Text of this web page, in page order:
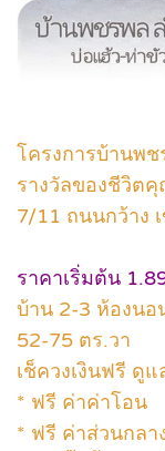
โครงการบ้านพ
รางวัลของชีวิต
7/11 ถนนกว้าง
ราคาเริ่มต้น
บ้าน 2-3 ห้องนอ
52-75 ตร.วา
เช็ควงเงินฟรี ดู
* ฟรี ค่าค่าโอน
* ฟรี ค่าส่วนกลา